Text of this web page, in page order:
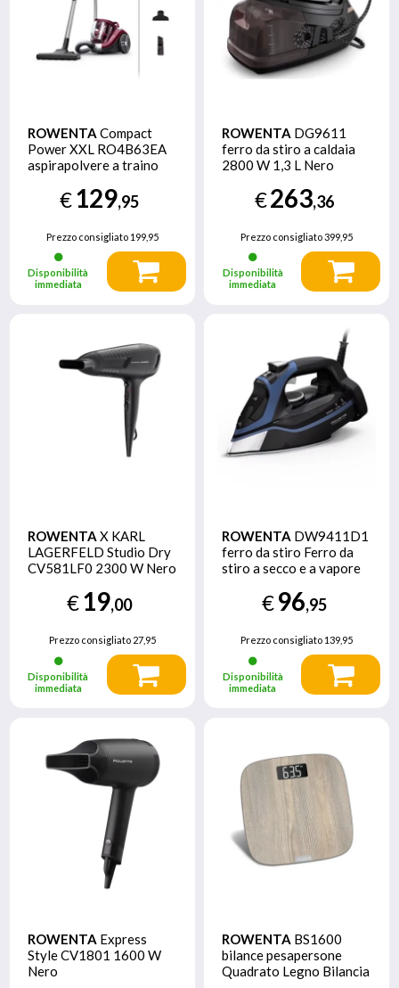
ROWENTA Compact
Power XXL RO4B63EA
aspirapolvere a traino
900 W Senza sacchetto
€129,95
Prezzo consigliato199,95
Disponibilità
immediata
ROWENTA DG9611
ferro da stiro a caldaia
2800 W 1,3 L Nero
€263,36
Prezzo consigliato399,95
Disponibilità
immediata
ROWENTA X KARL
LAGERFELD Studio Dry
CV581LF0 2300 W Nero
€19,00
Prezzo consigliato27,95
Disponibilità
immediata
ROWENTA DW9411D1
ferro da stiro Ferro da
stiro a secco e a vapore
€96,95
Prezzo consigliato 139,95
Disponibilità
immediata
ROWENTA Express
Style CV1801 1600 W
Nero
ROWENTA BS1600
bilance pesapersone
Quadrato Legno Bilancia